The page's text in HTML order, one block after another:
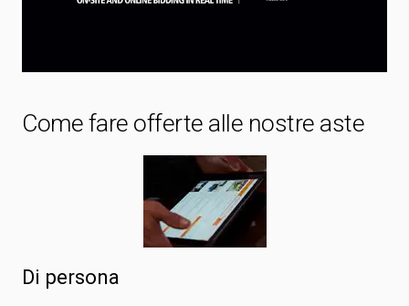
Come fare offerte alle nostre aste
Di persona